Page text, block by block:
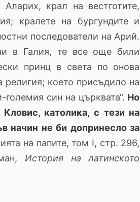
крал на вестготите,
кралете на бургундите и
последователи на Арий.
в Галия, те все още били
принц в света по онова
религия; което присъдило на
големия син на църквата“. Но
католика, с тези на
начин не би допринесло за
на папите, том I, стр. 296,
История на латинското